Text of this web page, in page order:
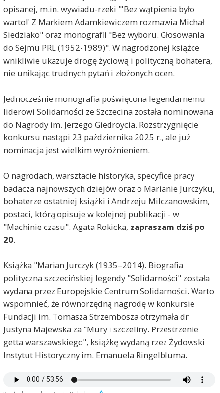
opisanej, m.in. wywiadu-rzeki "'Bez wątpienia było
warto!' Z Markiem Adamkiewiczem rozmawia Michał
Siedziako" oraz monografii "Bez wyboru. Głosowania
do Sejmu PRL (1952-1989)". W nagrodzonej książce
wnikliwie ukazuje drogę życiową i polityczną bohatera,
nie unikając trudnych pytań i złożonych ocen.
Jednocześnie monografia poświęcona legendarnemu
liderowi Solidarności ze Szczecina została nominowana
do Nagrody im. Jerzego Giedroycia. Rozstrzygnięcie
konkursu nastąpi 23 października 2025 r., ale już
nominacja jest wielkim wyróżnieniem.
O nagrodach, warsztacie historyka, specyfice pracy
badacza najnowszych dziejów oraz o Marianie Jurczyku,
bohaterze ostatniej książki i Andrzeju Milczanowskim,
postaci, którą opisuje w kolejnej publikacji - w
"Machinie czasu". Agata Rokicka, zapraszam dziś po
20.
Książka "Marian Jurczyk (1935–2014). Biografia
polityczna szczecińskiej legendy "Solidarności" została
wydana przez Europejskie Centrum Solidarności. Warto
wspomnieć, że równorzędną nagrodę w konkursie
Fundacji im. Tomasza Strzembosza otrzymała dr
Justyna Majewska za "Mury i szczeliny. Przestrzenie
getta warszawskiego", książkę wydaną rzez Żydowski
Instytut Historyczny im. Emanuela Ringelbluma.